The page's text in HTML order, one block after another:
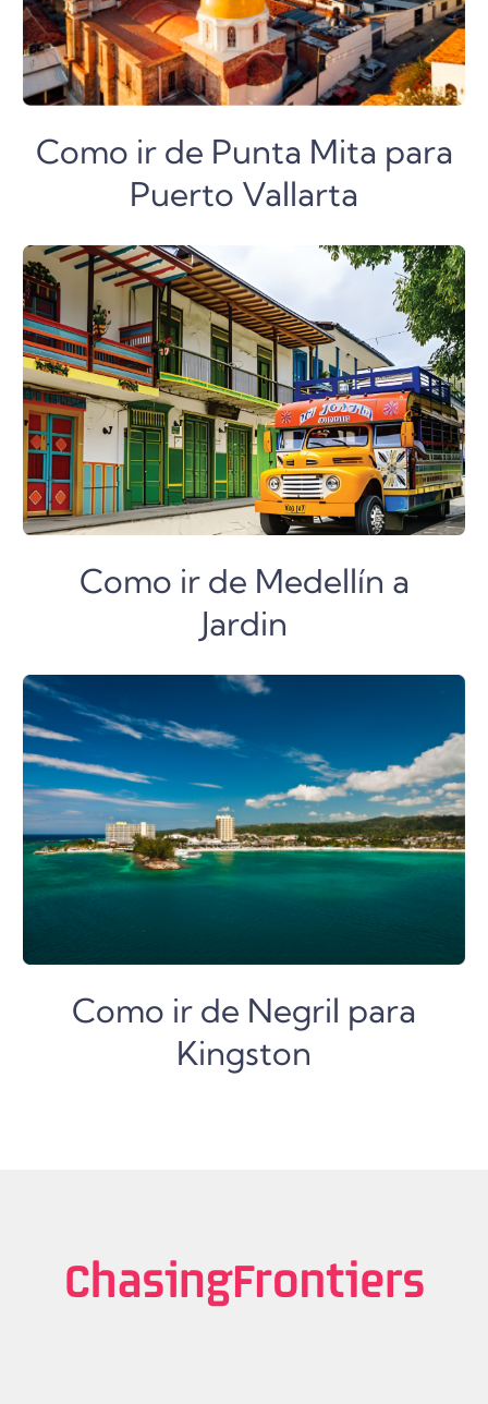
Como ir de Punta Mita para
Puerto Vallarta
Como ir de Medellín a
Jardin
Como ir de Negril para
Kingston